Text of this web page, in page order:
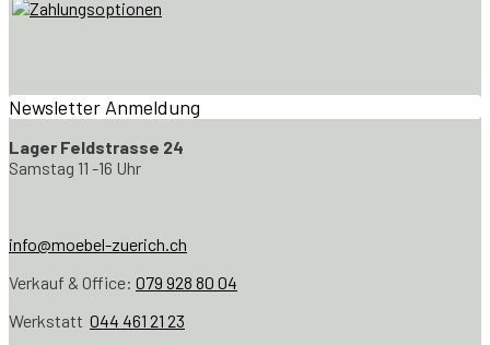
Newsletter Anmeldung
Lager Feldstrasse 24
Samstag 11 -16 Uhr
info@moebel-zuerich.ch
Verkauf & Office: 079 928 80 04
Werkstatt 044 461 21 23